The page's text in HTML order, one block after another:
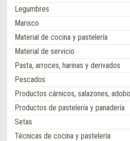
Legumbres
Marisco
Material de cocina y pastelería
Material de servicio
Pasta, arroces, harinas y derivados
Pescados
Productos cárnicos, salazones,
Productos de pastelería y panadería
Setas
Técnicas de cocina y pastelería